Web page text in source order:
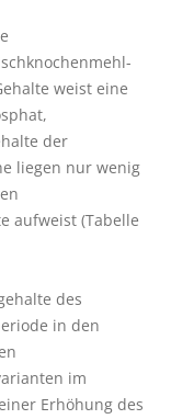
weist eine
der
liegen nur wenig
aufweist (Tabelle
des
in den
im
Erhöhung des